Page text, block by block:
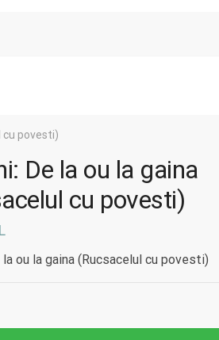
cu povesti)
De la ou la gaina
cu povesti)
la ou la gaina (Rucsacelul cu povesti)